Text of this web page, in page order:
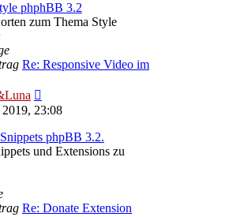
phphBB 3.2
zum Thema Style
Re: Responsive Video im
Beitrag
23:08
phpBB 3.2.
und Extensions zu
Re: Donate Extension